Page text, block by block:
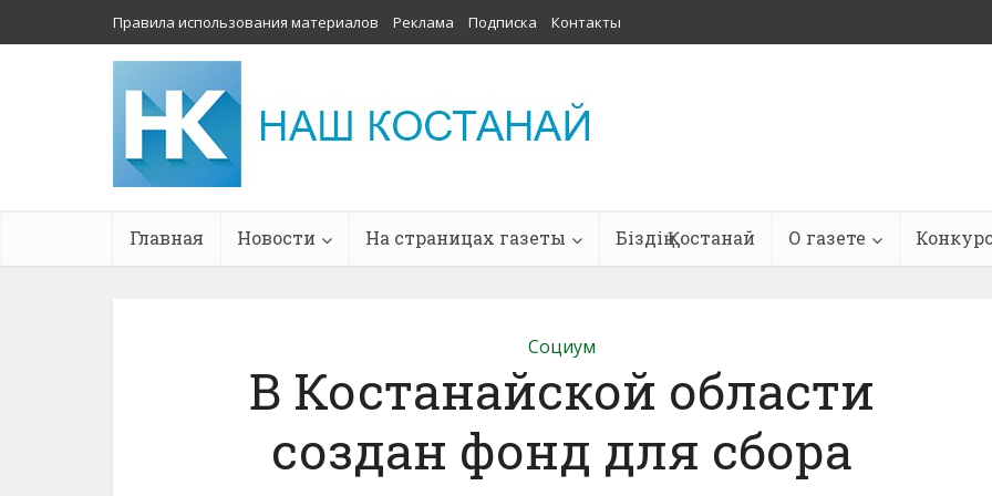
Правила использования материалов Реклама Подписка Контакты
Главная Новости На страницах газеты Біздің Қостанай О газете
Социум
В Костанайской области
создан фонд для сбора